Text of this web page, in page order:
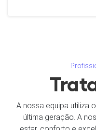
A nossa equipa utiliza
última geração. A